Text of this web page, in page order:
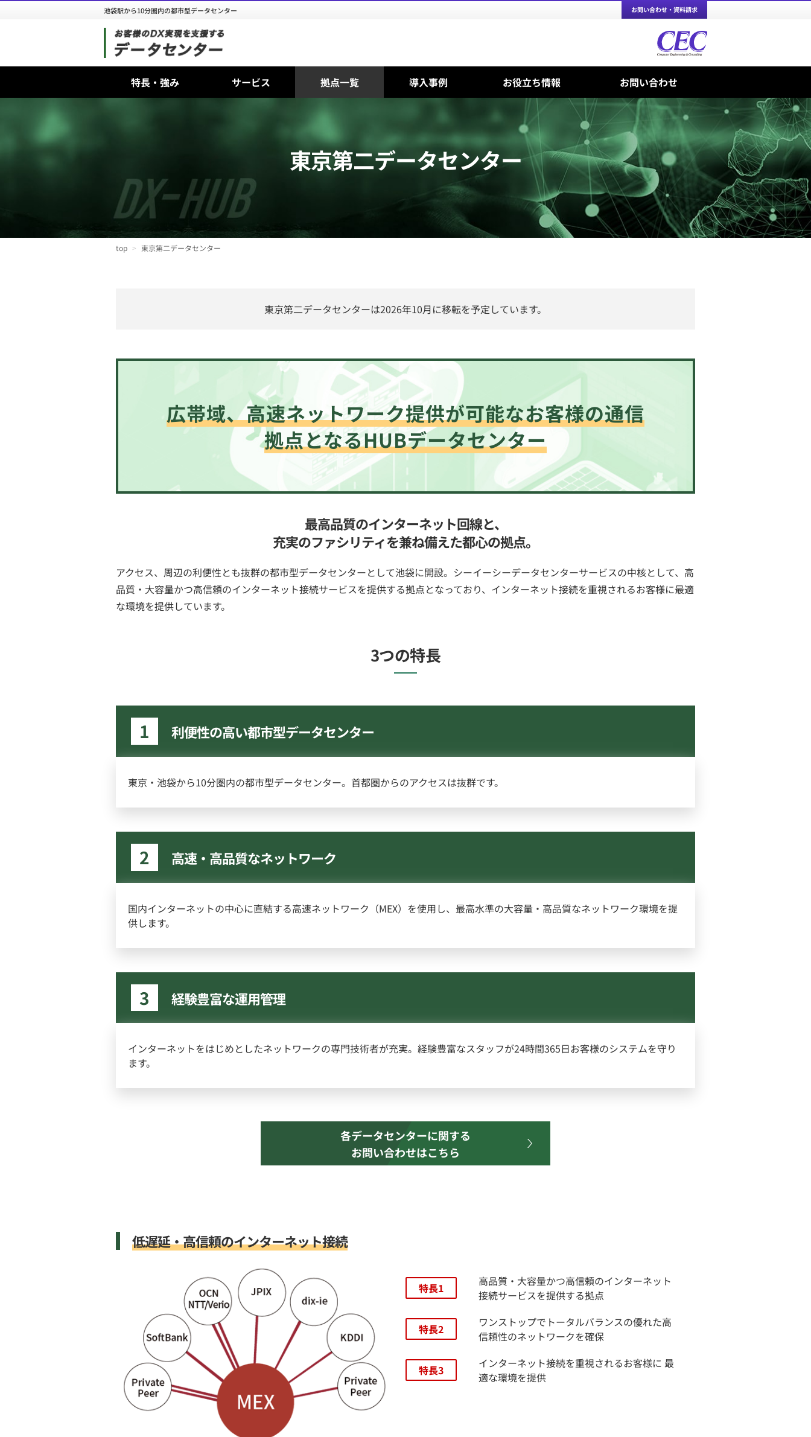
池袋駅から10分圏内の都市型データセンター
特長・強み サービス 拠点一覧 導入事例 お役立ち情報 お問い合わせ
お問い合わせ・資料請求
東京第二データセンター
top 東京第二データセンター
東京第二データセンターは2026年10月に移転を予定しています。
広帯域、高速ネットワーク提供が可能なお客様の通信
拠点となるHUBデータセンター
最高品質のインターネット回線と、
充実のファシリティを兼ね備えた都心の拠点。
アクセス、周辺の利便性とも抜群の都市型データセンターとして池袋に開設。シーイーシーデータセンターサービスの中核として、高
品質・大容量かつ高信頼のインターネット接続サービスを提供する拠点となっており、インターネット接続を重視されるお客様に最適
な環境を提供しています。
3つの特長
1 利便性の高い都市型データセンター
東京・池袋から10分圏内の都市型データセンター。首都圏からのアクセスは抜群です。
2 高速・高品質なネットワーク
国内インターネットの中心に直結する高速ネットワーク（MEX）を使用し、最高水準の大容量・高品質なネットワーク環境を提
供します。
3 経験豊富な運用管理
インターネットをはじめとしたネットワークの専門技術者が充実。経験豊富なスタッフが24時間365日お客様のシステムを守り
ます。
各データセンターに関する
お問い合わせはこちら
低遅延・高信頼のインターネット接続
特長1
高品質・⼤容量かつ高信頼のインターネット
接続サービスを提供する拠点
特長2
ワンストップでトータルバランスの優れた高
信頼性のネットワークを確保
特長3
インターネット接続を重視されるお客様に 最
適な環境を提供